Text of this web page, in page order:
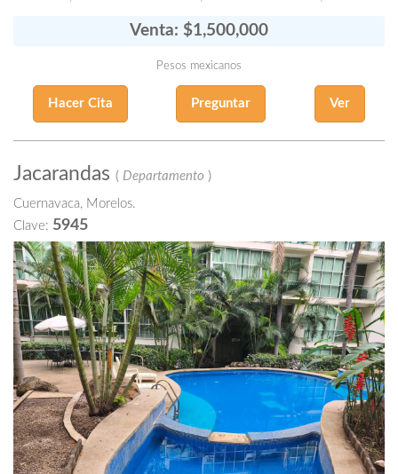
Venta: $1,500,000
Pesos mexicanos
Hacer Cita Preguntar Ver
Jacarandas ( Departamento )
Cuernavaca, Morelos.
Clave: 5945